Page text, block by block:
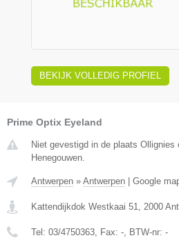
BEKIJK VOLLEDIG PROFIEL
Prime Optix Eyeland
Niet gevestigd in de plaats Ollignies
Henegouwen.
Antwerpen » Antwerpen Google
Kattendijkdok Westkaai 51 2000
Tel: 03/4750363 , Fax: - , BTW-nr: -